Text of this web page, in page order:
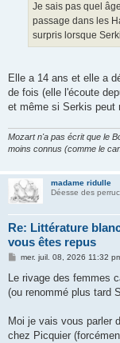
Je sais pas quel
passage dans les
surpris lorsque
Elle a 14 ans et elle a
de fois (elle l'écoute
et même si Serkis peut
Mozart n'a pas écrit que le
moins connus (comme le
madame ridulle
Déesse des
Re: Littérature
vous êtes repus
M
s
a
mer. juil. 08, 2026 11:32
Le rivage des femmes
(ou renommé plus tard
Moi je vais vous parler
chez Picquier